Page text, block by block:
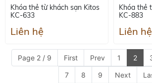
Khóa thẻ từ khách sạn Kitos
KC-633
Liên hệ
Khóa thẻ
KC-883
Liên hệ
Page 2 / 9 First Prev 1 2
7 8 9 Next